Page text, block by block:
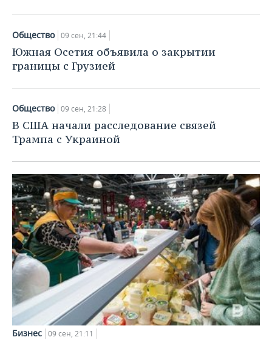
Общество 09 сен, 21:44
Южная Осетия объявила о закрытии
границы с Грузией
Общество 09 сен, 21:28
В США начали расследование связей
Трампа с Украиной
Бизнес 09 сен, 21:11